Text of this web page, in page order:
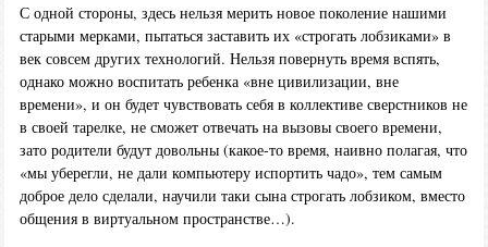
С одной стороны, здесь нельзя мерить новое поколение нашими
старыми мерками, пытаться заставить их «строгать лобзиками» в
век совсем других технологий. Нельзя повернуть время вспять,
однако можно воспитать ребенка «вне цивилизации, вне
времени», и он будет чувствовать себя в коллективе сверстников не
в своей тарелке, не сможет отвечать на вызовы своего времени,
зато родители будут довольны (какое-то время, наивно полагая, что
«мы уберегли, не дали компьютеру испортить чадо», тем самым
доброе дело сделали, научили таки сына строгать лобзиком, вместо
общения в виртуальном пространстве…).